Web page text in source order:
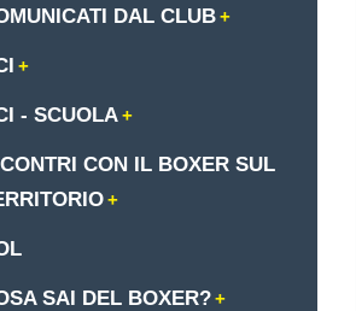
DAL CLUB
- SCUOLA
CON IL BOXER SUL
SAI DEL BOXER?